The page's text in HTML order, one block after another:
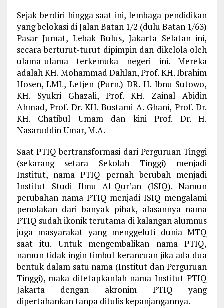
Sejak berdiri hingga saat ini, lembaga pendidikan
yang belokasi di Jalan Batan 1/2 (dulu Batan 1/63)
Pasar Jumat, Lebak Bulus, Jakarta Selatan ini,
secara berturut-turut dipimpin dan dikelola oleh
ulama-ulama terkemuka negeri ini. Mereka
adalah KH. Mohammad Dahlan, Prof. KH. Ibrahim
Hosen, LML, Letjen (Purn.) DR. H. Ibnu Sutowo,
KH. Syukri Ghazali, Prof. KH. Zainal Abidin
Ahmad, Prof. Dr. KH. Bustami A. Ghani, Prof. Dr.
KH. Chatibul Umam dan kini Prof. Dr. H.
Nasaruddin Umar, M.A.
Saat PTIQ bertransformasi dari Perguruan Tinggi
(sekarang setara Sekolah Tinggi) menjadi
Institut, nama PTIQ pernah berubah menjadi
Institut Studi Ilmu Al-Qur’an (ISIQ). Namun
perubahan nama PTIQ menjadi ISIQ mengalami
penolakan dari banyak pihak, alasannya nama
PTIQ sudah ikonik terutama di kalangan alumnus
juga masyarakat yang menggeluti dunia MTQ
saat itu. Untuk mengembalikan nama PTIQ,
namun tidak ingin timbul kerancuan jika ada dua
bentuk dalam satu nama (Institut dan Perguruan
Tinggi), maka ditetapkanlah nama Institut PTIQ
Jakarta dengan akronim PTIQ yang
dipertahankan tanpa ditulis kepanjangannya.